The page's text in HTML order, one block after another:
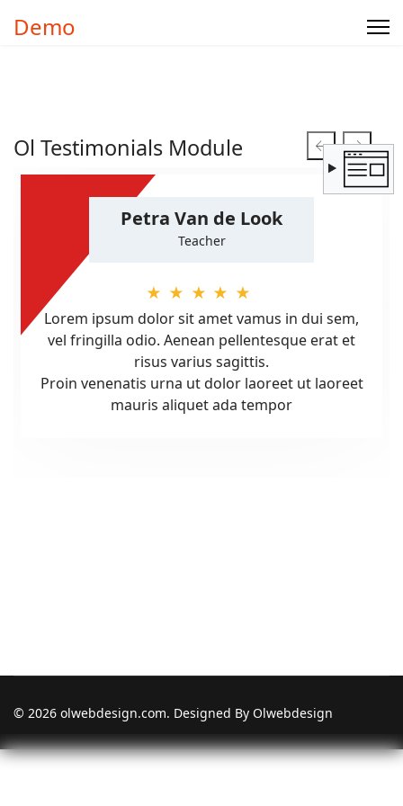
Demo
Ol Testimonials Module
Petra Van de Look
Teacher
★★★★★
Lorem ipsum dolor sit amet vamus in dui sem,
vel fringilla odio. Aenean pellentesque erat et
risus varius sagittis.
Proin venenatis urna ut dolor laoreet ut laoreet
mauris aliquet ada tempor
© 2026 olwebdesign.com. Designed By Olwebdesign